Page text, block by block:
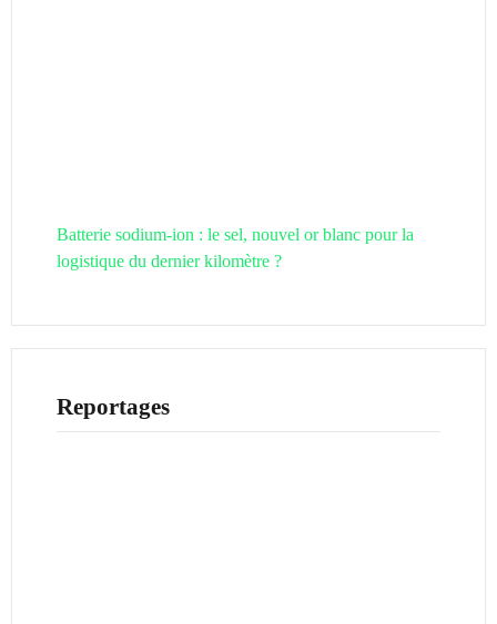
Batterie sodium-ion : le sel, nouvel or blanc pour la
logistique du dernier kilomètre ?
Reportages